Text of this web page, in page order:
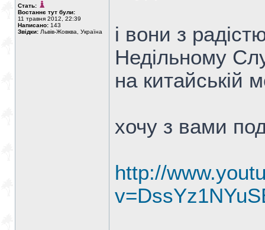
Стать:
Востаннє тут були:
11 травня 2012, 22:39
Написано: 143
Звідки: Львів-Жовква, Україна
і вони з
Недільному
на китайській
хочу з вами
http://